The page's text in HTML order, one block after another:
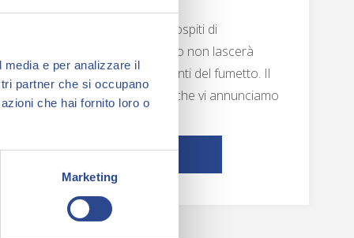
e per analizzare il
partner che si occupano
che hai fornito loro o
Marketing
La lista degli ospiti di
Collezionando non lascerà
delusi gli amanti del fumetto. Il
primo nome che vi annunciamo
Leggi"Sydney